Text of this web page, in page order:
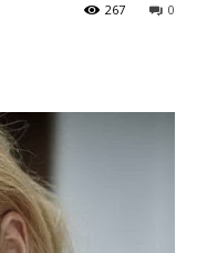
0
267